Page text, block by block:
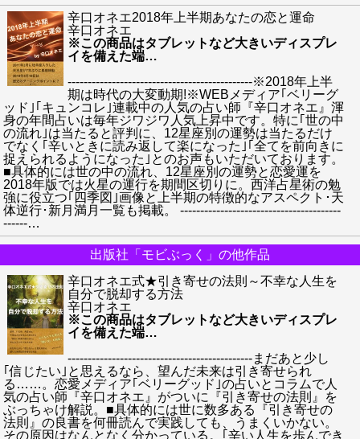
辛口オネエ2018年上半期あなたの恋と運命
辛口オネエ
※この商品はタブレットなど大きいディスプレ
イを備えた端…
----------------------------------------------※2018年上半
期は時代の大変動期!※WEBメディア｢ベリーグ
ッド｣｢キュンコレ｣連載中の人気の占い師『辛口オネエ』渾
身の年間占いは毎年ジワジワ人気上昇中です。特に｢世の中
の流れ｣は当たると評判に、12星座別の運勢は当たるだけ
でなく｢辛いときに読み返して楽になった｣｢全てを前向きに
捉えられるようになった｣とのお声もいただいております。
■具体的には世の中の流れ、12星座別の運勢と恋愛運を
2018年版では火星の運行を期間区切りに。西洋占星術の勉
強に役立つ｢四季図｣画像と上半期の特徴的なアスペクト･天
体逆行･新月満月一覧も掲載。 ----------------------------------------
------…
出版社「モビぶっく」の他作品
辛口オネエ式★引き寄せの法則～不幸な人生を
自分で脱却する方法
辛口オネエ
※この商品はタブレットなど大きいディスプレ
イを備えた端…
----------------------------------------------まだあと少し
｢信じたい｣と思えるなら、望んだ未来は引き寄せられ
る……。恋愛メディア｢ベリーグッド｣の占いとコラムで人
気の占い師『辛口オネエ』がついに『引き寄せの法則』を
ぶっちゃけ解説。■具体的には世に数多ある『引き寄せの
法則』の良書を何冊読んで実践しても、うまくいかない。
その原因はなんとなく分かっている。｢辛い人生を歩んでき